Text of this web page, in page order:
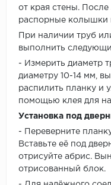
от края стены. После
распорные колышки
При наличии труб
выполнить
- Измерить диаметр
диаметру 10-14 мм,
распилить планку и
помощью клея для
Установка под
- Переверните
Вставьте её под
отрисуйте абрис.
отрисованный блок.